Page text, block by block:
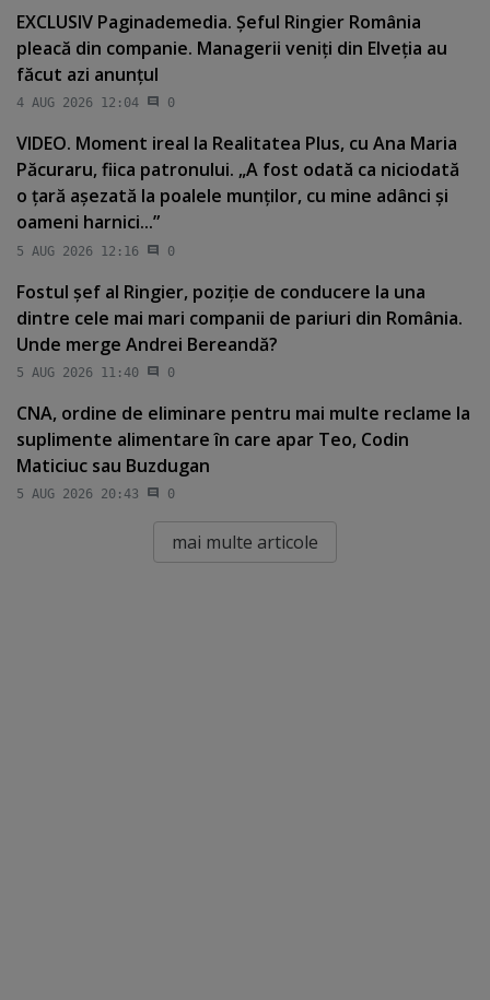
EXCLUSIV Paginademedia. Şeful Ringier România
pleacă din companie. Managerii veniţi din Elveţia au
făcut azi anunţul
4 AUG 2026 12:04 0
VIDEO. Moment ireal la Realitatea Plus, cu Ana Maria
Păcuraru, fiica patronului. „A fost odată ca niciodată
o ţară aşezată la poalele munţilor, cu mine adânci şi
oameni harnici...”
5 AUG 2026 12:16 0
Fostul şef al Ringier, poziţie de conducere la una
dintre cele mai mari companii de pariuri din România.
Unde merge Andrei Bereandă?
5 AUG 2026 11:40 0
CNA, ordine de eliminare pentru mai multe reclame la
suplimente alimentare în care apar Teo, Codin
Maticiuc sau Buzdugan
5 AUG 2026 20:43 0
mai multe articole